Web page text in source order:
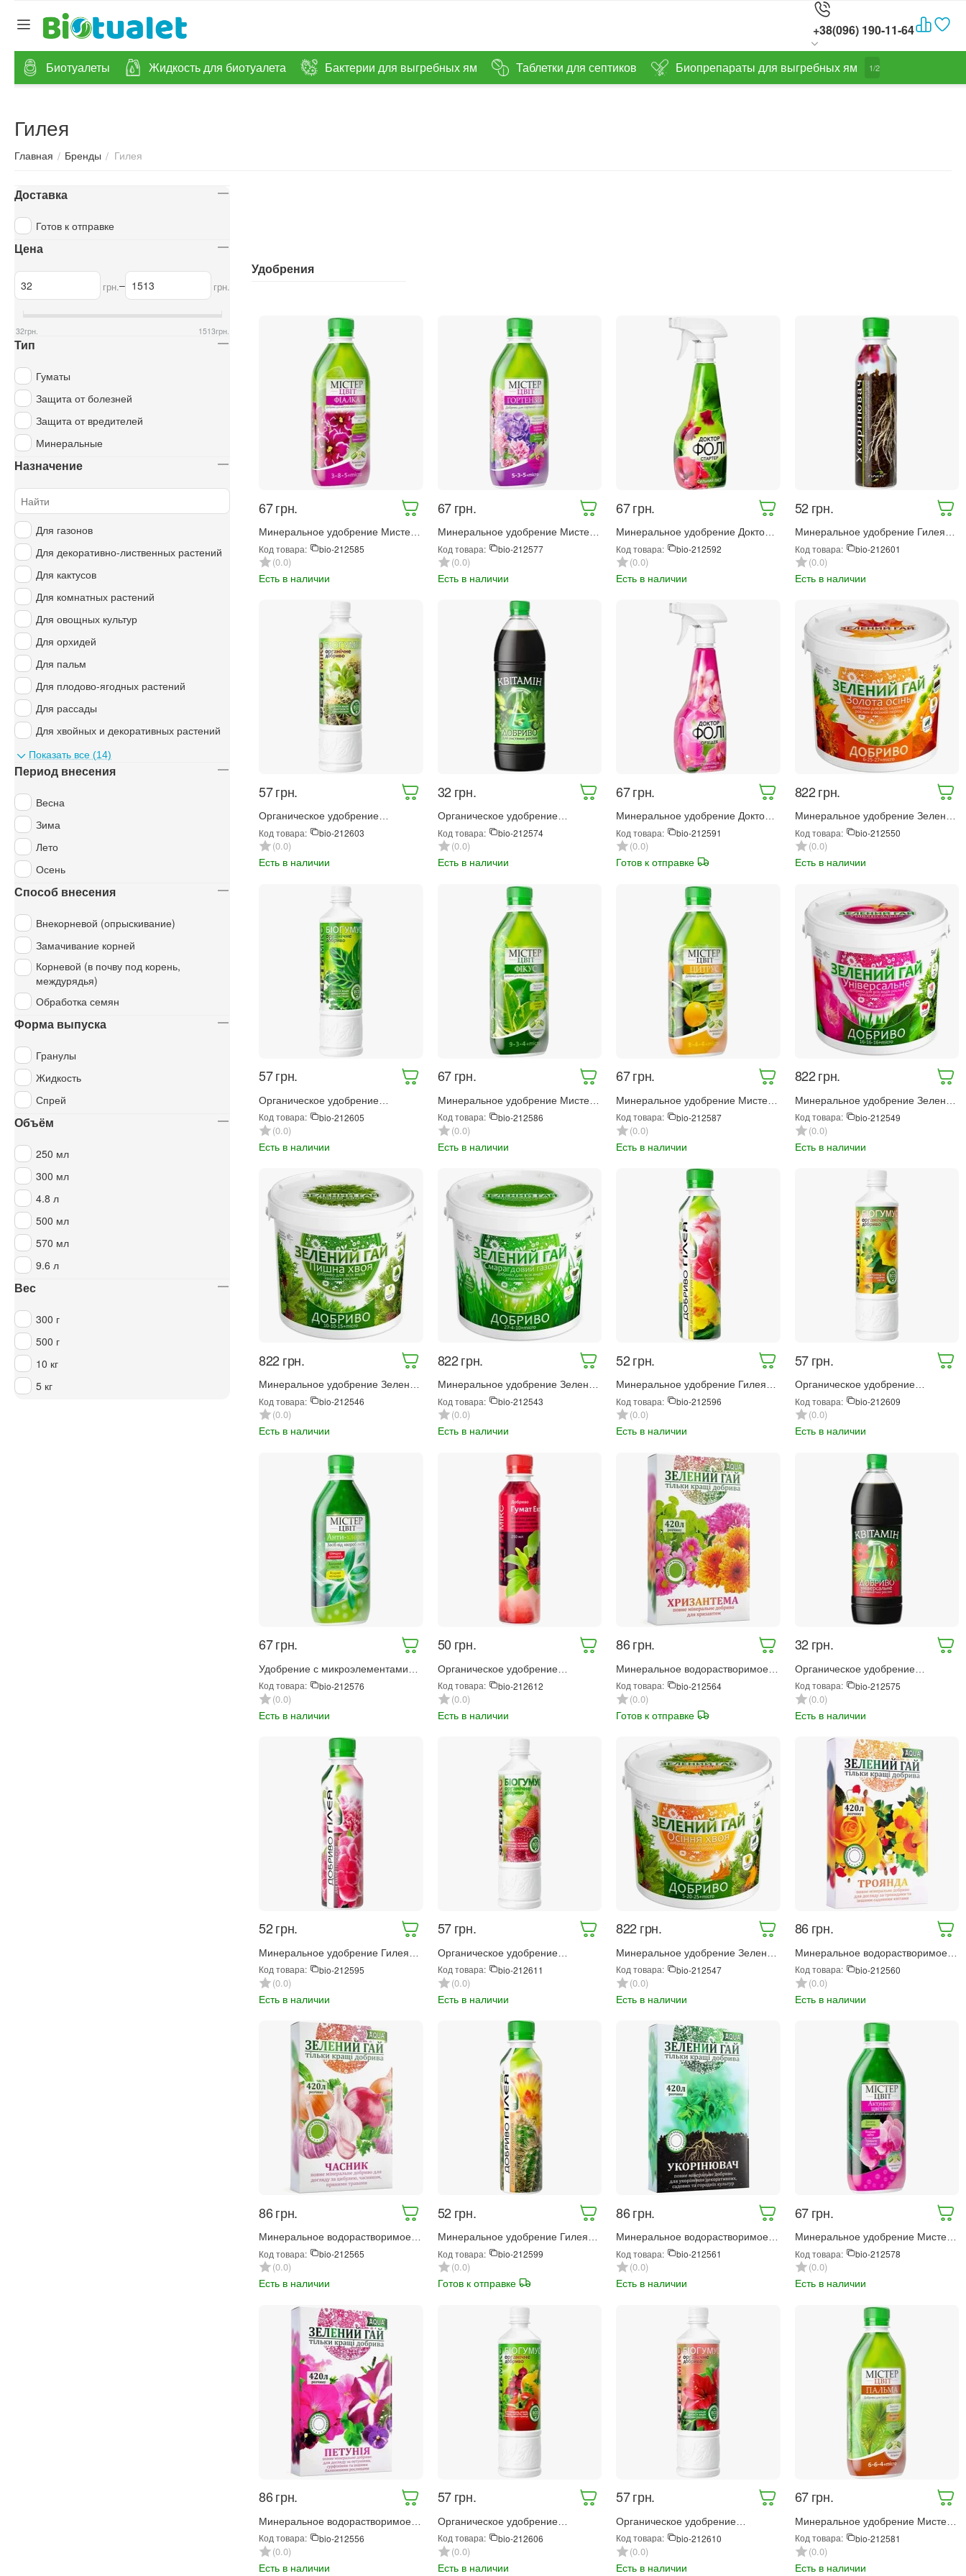
+38(096) 190-11-64
Биотуалеты Жидкость для биотуалета Бактерии для выгребных ям Таблетки для септиков Биопрепараты для выгребных ям 1/2
Гилея
Главная / Бренды / Гилея
Удобрения
‍67‍грн.
Минеральное удобрение Мистер
Цвет Фиалка 300 мл (410)
Код товара: bio-212585
0.0
Есть в наличии
‍67‍ грн.
Минеральное удобрение Мистер
Цвет Гортензия 300 мл (68675)
Код товара: bio-212577
0.0
Есть в наличии
‍67‍грн.
Минеральное удобрение Доктор
Фоли Стартер Сильный лист 300
мл (497)
Код товара: bio-212592
0.0
Есть в наличии
‍52‍ грн.
Минеральное удобрение Гилея
Укоренитель 250 мл (1965)
Код товара: bio-212601
0.0
Есть в наличии
‍57‍грн.
Органическое удобрение
Фертимикс Биогумус для кактусов
и других суккулентов 570 мл
(4574)
Код товара: bio-212603
0.0
Есть в наличии
‍32‍ грн.
Органическое удобрение
Квитамин Для лиственных
растений 500 мл (68695)
Код товара: bio-212574
0.0
Есть в наличии
‍67‍грн.
Минеральное удобрение Доктор
Фоли Орхидея 300 мл (1294)
Код товара: bio-212591
0.0
Готов к отправке
‍822‍грн.
Минеральное удобрение Зеленый
гай Золотая осень 5 кг (67313)
Код товара: bio-212550
0.0
Есть в наличии
‍57‍грн.
Органическое удобрение
Фертимикс Биогумус для
декоративно-лиственных
растений 570 мл (4150)
Код товара: bio-212605
0.0
Есть в наличии
‍67‍ грн.
Минеральное удобрение Мистер
Цвет Фикус 300 мл (561)
Код товара: bio-212586
0.0
Есть в наличии
‍67‍грн.
Минеральное удобрение Мистер
Цвет Цитрус 300 мл (412)
Код товара: bio-212587
0.0
Есть в наличии
‍822‍грн.
Минеральное удобрение Зеленый
гай Универсальное 5 кг (7828)
Код товара: bio-212549
0.0
Есть в наличии
‍822‍грн.
Минеральное удобрение Зеленый
гай Пышная хвоя 5 кг (5390)
Код товара: bio-212546
0.0
Есть в наличии
‍822‍грн.
Минеральное удобрение Зеленый
гай Изумрудный газон 5 кг (5389)
Код товара: bio-212543
0.0
Есть в наличии
‍52‍грн.
Минеральное удобрение Гилея
для декоративно-цветущих
растений 250 мл (404)
Код товара: bio-212596
0.0
Есть в наличии
‍57‍ грн.
Органическое удобрение
Фертимикс Биогумус для роз 570
мл (4153)
Код товара: bio-212609
0.0
Есть в наличии
‍67‍грн.
Удобрение с микроэлементами
Мистер Цвет Анти-хлороз 300 мл
(408)
Код товара: bio-212576
0.0
Есть в наличии
‍50‍ грн.
Органическое удобрение
Фертимикс Гумат 250 мл (6647)
Код товара: bio-212612
0.0
Есть в наличии
‍86‍грн.
Минеральное водорастворимое
удобрение Зеленый гай Aqua
Хризантема 300 г (68673)
Код товара: bio-212564
0.0
Готов к отправке
‍32‍ грн.
Органическое удобрение
Квитамин Универсал 500 мл
(68696)
Код товара: bio-212575
0.0
Есть в наличии
‍52‍грн.
Минеральное удобрение Гилея
для азалий и гортензий 250 мл
(397)
Код товара: bio-212595
0.0
Есть в наличии
‍57‍ грн.
Органическое удобрение
Фертимикс Биогумус для ягодных
культур 570 мл (4156)
Код товара: bio-212611
0.0
Есть в наличии
‍822‍грн.
Минеральное удобрение Зеленый
гай Осенняя хвоя 5 кг (8297)
Код товара: bio-212547
0.0
Есть в наличии
‍86‍ грн.
Минеральное водорастворимое
удобрение Зеленый гай Aqua
Роза 300 г (4372)
Код товара: bio-212560
0.0
Есть в наличии
‍86‍грн.
Минеральное водорастворимое
удобрение Зеленый гай Aqua
Чеснок 300 г (68674)
Код товара: bio-212565
0.0
Есть в наличии
‍52‍ грн.
Минеральное удобрение Гилея
для кактусов и суккулентов 250 мл
(401)
Код товара: bio-212599
0.0
Готов к отправке
‍86‍грн.
Минеральное водорастворимое
удобрение Зеленый гай Aqua
Укоренитель 300 г (8837)
Код товара: bio-212561
0.0
Есть в наличии
‍67‍ грн.
Минеральное удобрение Мистер
Цвет Орхидея 300 мл (1112)
Код товара: bio-212578
0.0
Есть в наличии
‍86‍грн.
Минеральное водорастворимое
удобрение Зеленый гай Aqua
Петуния 300 г (4407)
Код товара: bio-212556
0.0
Есть в наличии
‍57‍ грн.
Органическое удобрение
Фертимикс Биогумус для овощей
570 мл (4151)
Код товара: bio-212606
0.0
Есть в наличии
‍57‍грн.
Органическое удобрение
Фертимикс Биогумус
Универсальное для комнатных
растений 570 мл (4154)
Код товара: bio-212610
0.0
Есть в наличии
‍67‍ грн.
Минеральное удобрение Мистер
Цвет Пальма 300 мл (560)
Код товара: bio-212581
0.0
Есть в наличии
Доставка
Готов к отправке
Цена
грн.– грн.
32грн. 1513грн.
Тип
Гуматы
Защита от болезней
Защита от вредителей
Минеральные
Назначение
Для газонов
Для декоративно-лиственных растений
Для кактусов
Для комнатных растений
Для овощных культур
Для орхидей
Для пальм
Для плодово-ягодных растений
Для рассады
Для хвойных и декоративных растений
Для цветущих растений
Для цитрусовых
Для ягодных культур
Универсальные
Показать все (14)
Период внесения
Весна
Зима
Лето
Осень
Способ внесения
Внекорневой (опрыскивание)
Замачивание корней
Корневой (в почву под корень,
междурядья)
Обработка семян
Форма выпуска
Гранулы
Жидкость
Спрей
Объём
250 мл
300 мл
4.8 л
500 мл
570 мл
9.6 л
Вес
300 г
500 г
10 кг
5 кг